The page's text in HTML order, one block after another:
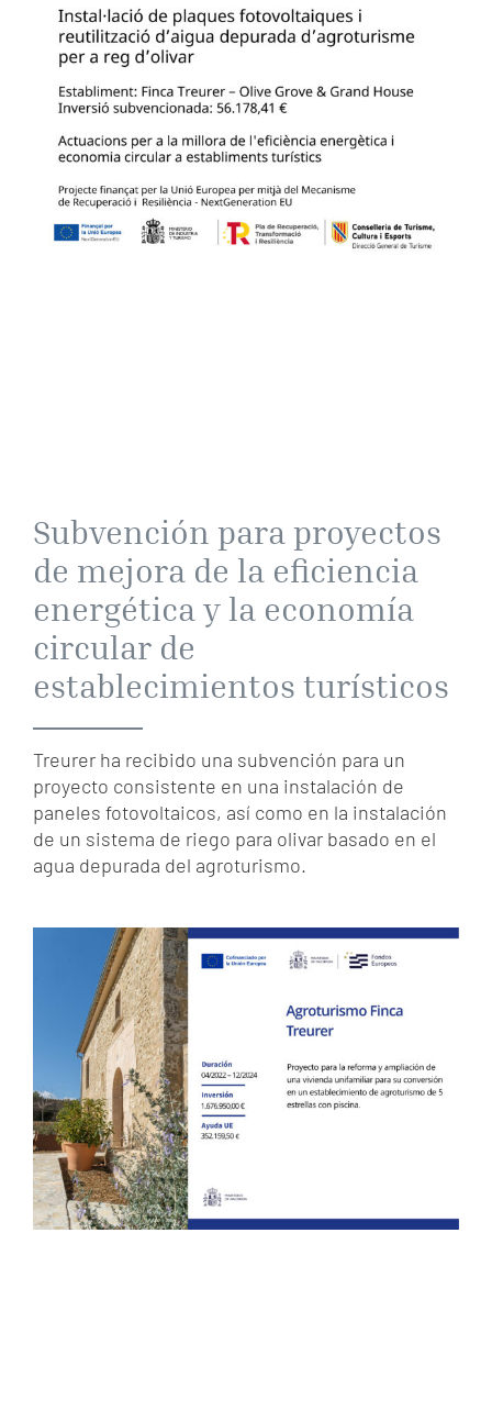
Subvención para proyectos
de mejora de la eficiencia
energética y la economía
circular de
establecimientos turísticos
Treurer ha recibido una subvención para un
proyecto consistente en una instalación de
paneles fotovoltaicos, así como en la instalación
de un sistema de riego para olivar basado en el
agua depurada del agroturismo.